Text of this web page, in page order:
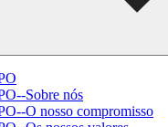
Sobre nós
O nosso compromisso